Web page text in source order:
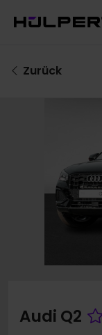
Zurück
Audi Q2